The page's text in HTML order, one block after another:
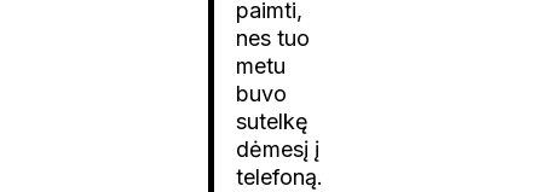
paimti,
nes tuo
metu
buvo
sutelkę
dėmesį į
telefoną.